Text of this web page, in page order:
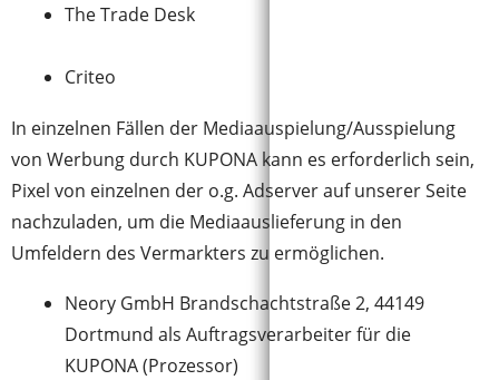
The Trade Desk
Criteo
In einzelnen Fällen der Mediaauspielung/Ausspielung
von Werbung durch KUPONA kann es erforderlich sein,
Pixel von einzelnen der o.g. Adserver auf unserer Seite
nachzuladen, um die Mediaauslieferung in den
Umfeldern des Vermarkters zu ermöglichen.
Neory GmbH Brandschachtstraße 2, 44149
Dortmund als Auftragsverarbeiter für die
KUPONA (Prozessor)